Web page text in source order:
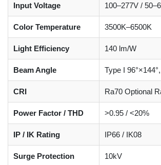
Input Voltage 100–277V /
Color Temperature 3500K–6500K
Light Efficiency 140 lm/W
Beam Angle Type I
CRI Ra70 Optional
Power Factor / THD >0.95 / <20%
IP / IK Rating IP66 / IK08
Surge Protection 10kV